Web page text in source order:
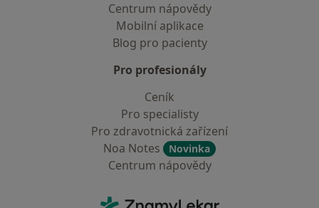
Centrum nápovědy
Mobilní aplikace
Blog pro pacienty
Pro profesionály
Ceník
Pro specialisty
Pro zdravotnická zařízení
Noa Notes
Novinka
Centrum nápovědy
ZnamyLekar - Hlavní stránka